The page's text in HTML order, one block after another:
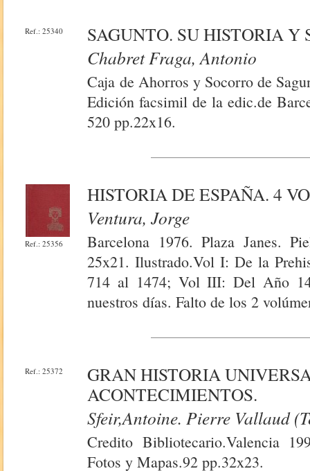
Ref.: 25340
SAGUNTO. SU HISTORIA Y
Chabret Fraga, Antonio
Caja de Ahorros y Socorro de
Edición facsimil de la edic.de
520 pp.22x16.
Ref.: 25356
HISTORIA DE ESPAÑA. 4
Ventura, Jorge
Barcelona 1976. Plaza Janes.
25x21. Ilustrado.Vol I: De la
714 al 1474; Vol III: Del Año
nuestros días. Falto de los 2
Ref.: 25372
GRAN HISTORIA
ACONTECIMIENTOS.
Sfeir,Antoine. Pierre Vallaud
Credito Bibliotecario.Valencia
Fotos y Mapas.92 pp.32x23.